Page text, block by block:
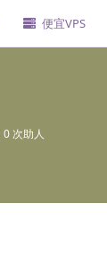
便宜VPS
0 次助人